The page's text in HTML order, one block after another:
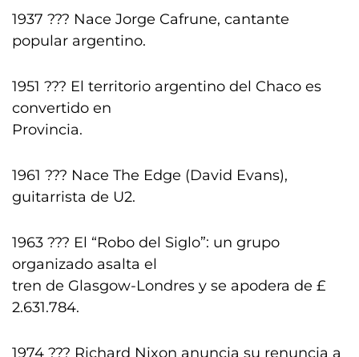
1937 ??? Nace Jorge Cafrune, cantante
popular argentino.
1951 ??? El territorio argentino del Chaco es
convertido en
Provincia.
1961 ??? Nace The Edge (David Evans),
guitarrista de U2.
1963 ??? El “Robo del Siglo”: un grupo
organizado asalta el
tren de Glasgow-Londres y se apodera de £
2.631.784.
1974 ??? Richard Nixon anuncia su renuncia a